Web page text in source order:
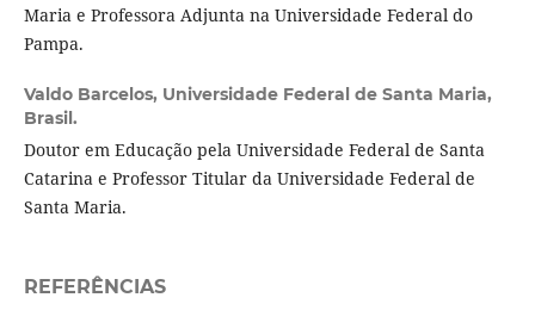
Maria e Professora Adjunta na Universidade Federal do
Pampa.
Valdo Barcelos, Universidade Federal de Santa Maria,
Brasil.
Doutor em Educação pela Universidade Federal de Santa
Catarina e Professor Titular da Universidade Federal de
Santa Maria.
REFERÊNCIAS